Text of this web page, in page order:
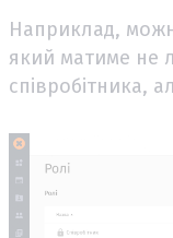
Наприклад,
який матиме не
співробітника,